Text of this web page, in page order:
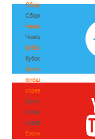
Сборные
Сборные
Чемпионат
Чемпионат
Кубок
Кубок
Детско-
юношеские
соревнования
Детско-
юношеские
соревнования
Еврокубки